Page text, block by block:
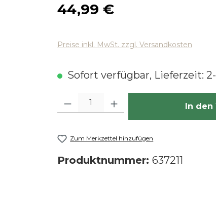
Regulärer Preis:
44,99 €
Preise inkl. MwSt. zzgl. Versandkosten
Sofort verfügbar, Lieferzeit:
Produkt Anzahl: Gib den gewünschten
In
Zum Merkzettel hinzufügen
Produktnummer: 637211